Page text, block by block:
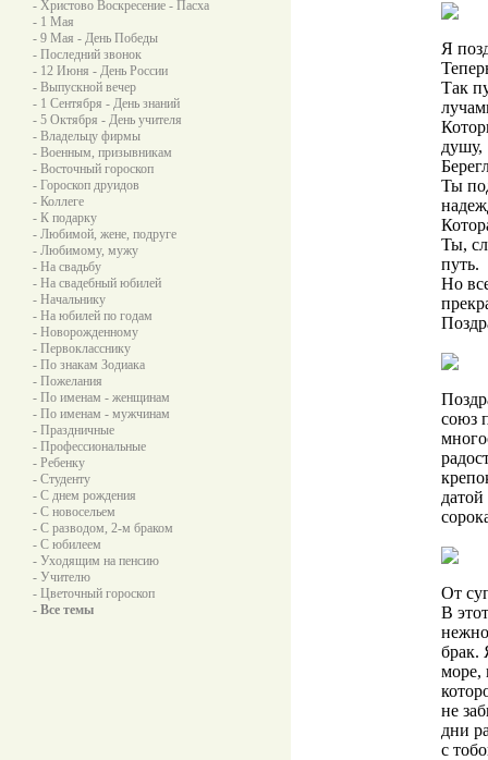
- Христово Воскресение - Пасха
- 1 Мая
- 9 Мая - День Победы
- Последний звонок
- 12 Июня - День России
- Выпускной вечер
- 1 Сентября - День знаний
- 5 Октября - День учителя
- Владельцу фирмы
- Военным, призывникам
- Восточный гороскоп
- Гороскоп друидов
- Коллеге
- К подарку
- Любимой, жене, подруге
- Любимому, мужу
- На свадьбу
- На свадебный юбилей
- Начальнику
- На юбилей по годам
- Новорожденному
- Первокласснику
- По знакам Зодиака
- Пожелания
- По именам - женщинам
- По именам - мужчинам
- Праздничные
- Профессиональные
- Ребенку
- Студенту
- С днем рождения
- С новосельем
- С разводом, 2-м браком
- С юбилеем
- Уходящим на пенсию
- Учителю
- Цветочный гороскоп
- Все темы
Я
Так
душу,
Ты
Ты,
путь.
Но
союз
От
В
брак.
море,
не
дни
с